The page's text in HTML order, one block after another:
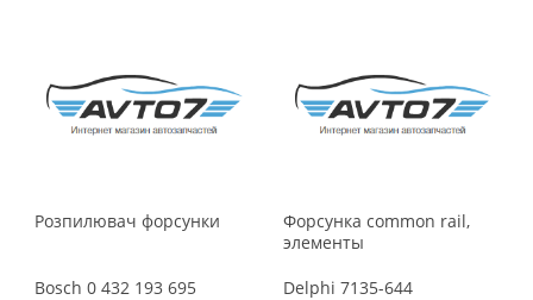
Розпилювач форсунки
Bosch 0 432 193 695
Форсунка common rail,
элементы
Delphi 7135-644